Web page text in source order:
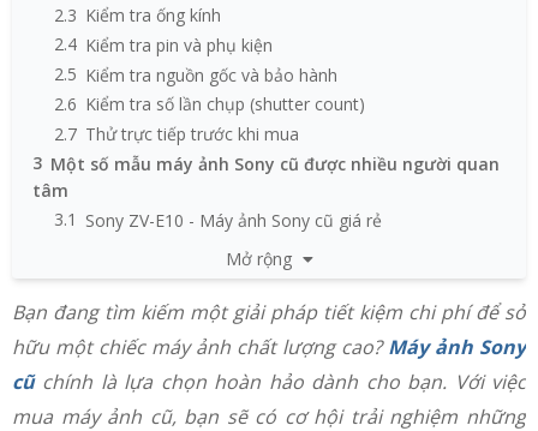
2.3 Kiểm tra ống kính
2.4 Kiểm tra pin và phụ kiện
2.5 Kiểm tra nguồn gốc và bảo hành
2.6 Kiểm tra số lần chụp (shutter count)
2.7 Thử trực tiếp trước khi mua
3 Một số mẫu máy ảnh Sony cũ được nhiều người quan
tâm
3.1 Sony ZV-E10 - Máy ảnh Sony cũ giá rẻ
Máy ảnh Sony cũ Alpha A7C II
3.3 Máy ảnh cũ Sony Alpha A7R V
3.4 Máy ảnh Sony cũ Alpha A7 IV
3.5 Máy ảnh cũ Sony Alpha A6400
3.6
Máy ảnh Sony A7II cũ
Mở rộng
Bạn đang tìm kiếm một giải pháp tiết kiệm chi phí để sở
hữu một chiếc máy ảnh chất lượng cao?Máy ảnh Sony
cũchính là lựa chọn hoàn hảo dành cho bạn. Với việc
mua máy ảnh cũ, bạn sẽ có cơ hội trải nghiệm những